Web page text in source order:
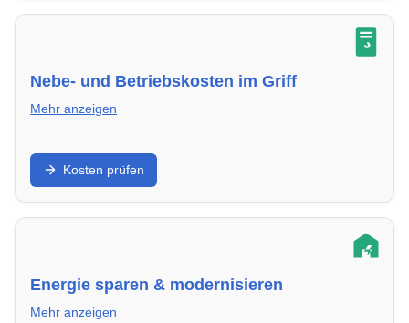
Nebe- und Betriebskosten im Griff
Mehr anzeigen
Welche Kostenarten sind umlagefähig – und wie
reduzierst du Nebenkosten bei Haus oder Wohnung
in in Leipzig?
Kosten prüfen
Energie sparen & modernisieren
Mehr anzeigen